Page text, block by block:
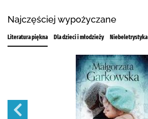
Najczęściej wypożyczane
Literatura piękna Dla dzieci i młodzieży Niebeletrystyka